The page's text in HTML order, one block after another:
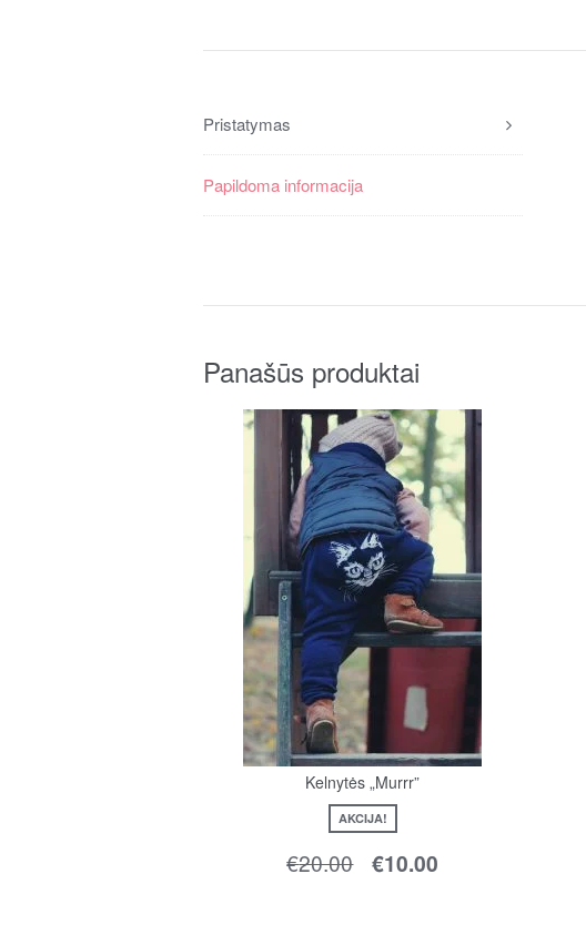
Pristatymas
Papildoma informacija
Panašūs produktai
Kelnytės „Murrr”
AKCIJA!
€20.00 €10.00